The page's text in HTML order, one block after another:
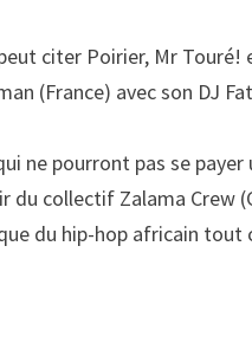
citer Poirier, Mr Touré!
(France) avec son DJ
ne pourront pas se
collectif Zalama Crew
du hip-hop africain